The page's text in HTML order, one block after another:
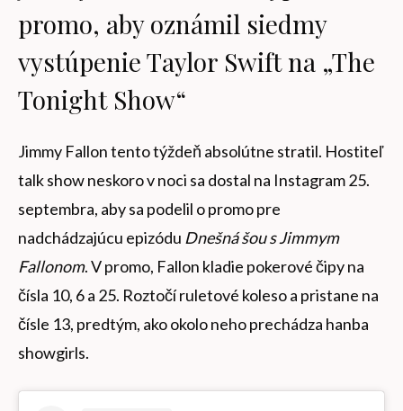
promo, aby oznámil siedmy
vystúpenie Taylor Swift na „The
Tonight Show“
Jimmy Fallon tento týždeň absolútne stratil. Hostiteľ
talk show neskoro v noci sa dostal na Instagram 25.
septembra, aby sa podelil o promo pre
nadchádzajúcu epizódu Dnešná šou s Jimmym
Fallonom. V promo, Fallon kladie pokerové čipy na
čísla 10, 6 a 25. Roztočí ruletové koleso a pristane na
čísle 13, predtým, ako okolo neho prechádza hanba
showgirls.